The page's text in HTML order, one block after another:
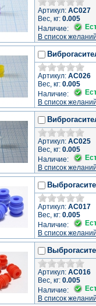
Артикул: AC027
Вес, кг: 0.005
Наличие:
В список
Артикул: AC026
Вес, кг: 0.005
Наличие:
В список
Артикул: AC025
Вес, кг: 0.005
Наличие:
В список
Артикул: AC017
Вес, кг: 0.005
Наличие:
В список
Артикул: AC016
Вес, кг: 0.005
Наличие:
В список